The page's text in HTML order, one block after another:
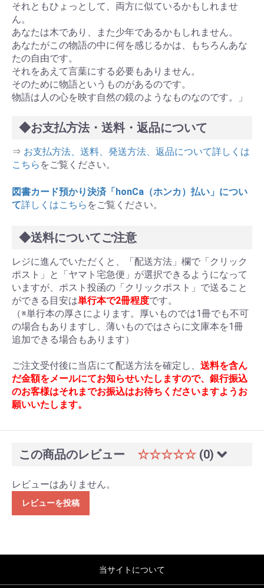
それともひょっとして、両方に似ているかもしれませ
ん。
あなたは木であり、また少年であるかもしれません。
あなたがこの物語の中に何を感じるかは、もちろんあな
たの自由です。
それをあえて言葉にする必要もありません。
そのために物語というものがあるのです。
物語は人の心を映す自然の鏡のようなものなのです。」
◆お支払方法・送料・返品について
⇒ お支払方法、送料、発送方法、返品について詳しくは
こちら をご覧ください。
図書カード預かり決済「honCa（ホンカ）払い」につい
て詳しくはこちら をご覧ください。
◆送料についてご注意
レジに進んでいただくと、「配送方法」欄で「クリック
ポスト」と「ヤマト宅急便」が選択できるようになって
いますが、ポスト投函の「クリックポスト」で送ること
ができる目安は単行本で2冊程度です。
（※単行本の厚さによります。厚いものでは1冊でも不可
の場合もありますし、薄いものではさらに文庫本を1冊
追加できる場合もあります）
ご注文受付後に当店にて配送方法を確定し、 送料を含ん
だ金額をメールにてお知らせいたしますので、銀行振込
のお客様はそれまでお振込はお待ちくださいますようお
願いいたします。
この商品のレビュー ☆☆☆☆☆ (0)
レビューはありません。
レビューを投稿
当サイトについて